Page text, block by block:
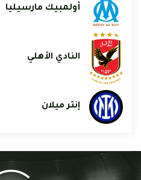
أولمبيك مارسيليا
النادي الأهلي
إنتر ميلان